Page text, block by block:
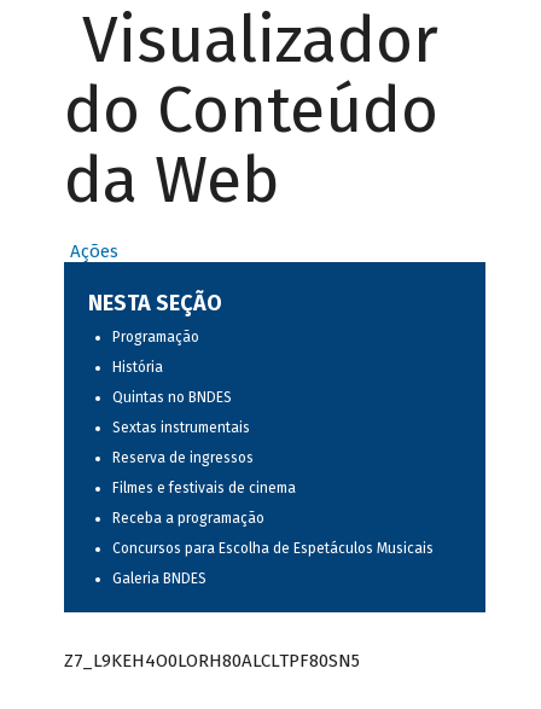
Visualizador
do Conteúdo
da Web
Ações
NESTA SEÇÃO
Programação
História
Quintas no BNDES
Sextas instrumentais
Reserva de ingressos
Filmes e festivais de cinema
Receba a programação
Concursos para Escolha de Espetáculos Musicais
Galeria BNDES
Z7_L9KEH4O0LORH80ALCLTPF80SN5